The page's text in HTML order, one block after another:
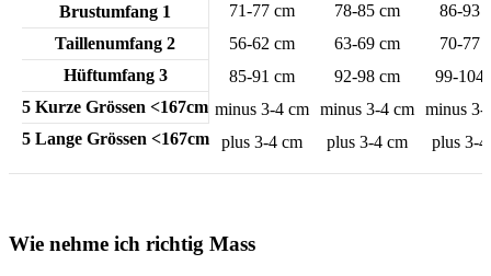
Brustumfang 1
Taillenumfang 2
Hüftumfang 3
5 Kurze Grössen <167cm
5 Lange Grössen <167cm
71-77 cm
56-62 cm
85-91 cm
minus 3-4 cm
plus 3-4 cm
78-85 cm
63-69 cm
92-98 cm
minus 3-4 cm
plus 3-4 cm
86-93
70-77
99-104
minus 3-
plus 3-4
Wie nehme ich richtig Mass